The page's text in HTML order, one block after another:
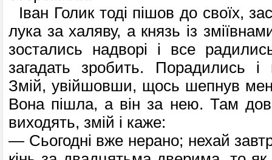
Іван Голик тоді пішов до своїх,
лука за халяву, а князь із
зостались надворі і все
загадать зробить. Порадились
Змій, увійшовши, щось шепнув
Вона пішла, а він за нею. Там
виходять, змій і каже:
— Сьогодні вже нерано; нехай